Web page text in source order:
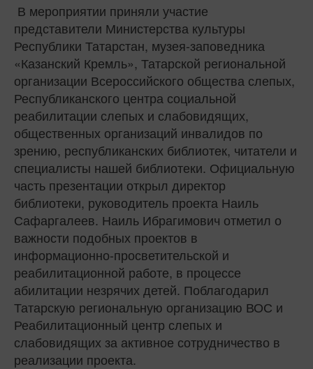
В мероприятии приняли участие
представители Министерства культуры
Республики Татарстан, музея-заповедника
«Казанский Кремль», Татарской региональной
организации Всероссийского общества слепых,
Республиканского центра социальной
реабилитации слепых и слабовидящих,
общественных организаций инвалидов по
зрению, республиканских библиотек, читатели и
специалисты нашей библиотеки. Официальную
часть презентации открыл директор
библиотеки, руководитель проекта Наиль
Сафаргалеев. Наиль Ибрагимович отметил о
важности подобных проектов в
информационно-просветительской и
реабилитационной работе, в процессе
абилитации незрячих детей. Поблагодарил
Татарскую региональную организацию ВОС и
Реабилитационный центр слепых и
слабовидящих за активное сотрудничество в
реализации проекта.